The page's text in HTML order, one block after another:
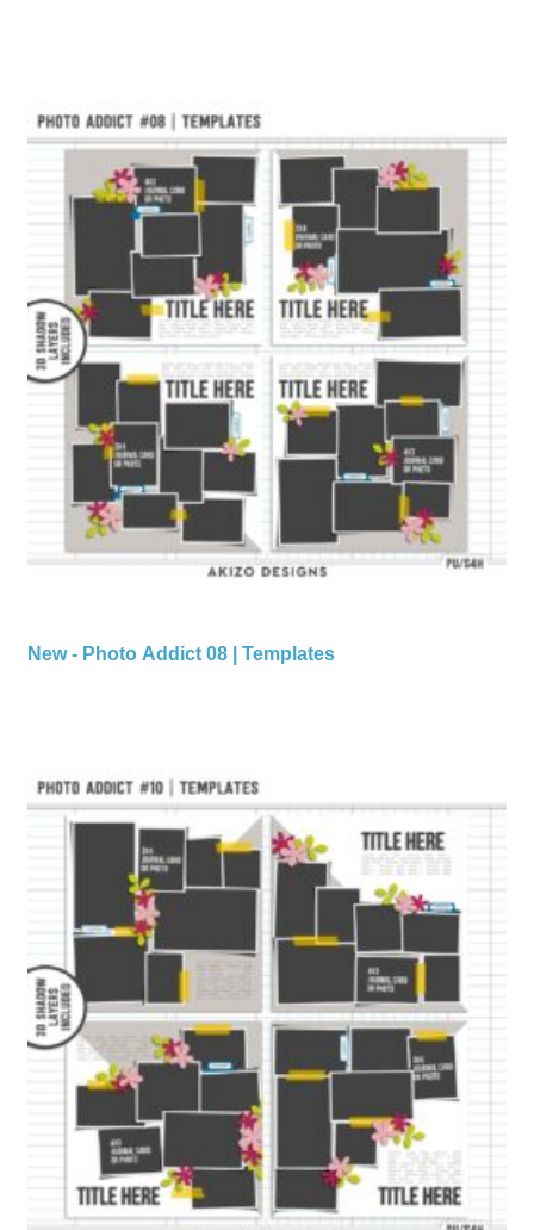
New - Photo Addict 08 | Templates